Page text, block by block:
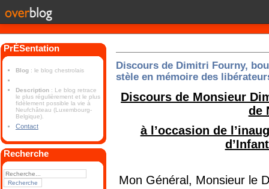
PrÉSentation
Blog : le blog chestrolais
Description : Le blog retrace
le plus régulièrement et le plus
fidèlement possible la vie à
Neufchâteau (Luxembourg-
Belgique).
Contact
Recherche
Discours de Dimitri Fourny,
stèle en mémoire des
Discours de Monsieur
de
à l’occasion de
Mon Général, Monsieur le